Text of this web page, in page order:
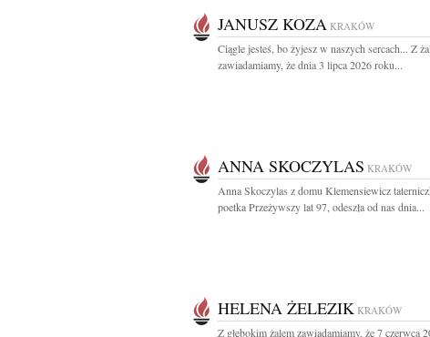
JANUSZ KOZA KRAKÓW
Ciągle jesteś, bo żyjesz w naszych sercach... Z
zawiadamiamy, że dnia 3 lipca 2026 roku...
ANNA SKOCZYLAS KRAKÓW
Anna Skoczylas z domu Klemensiewicz
poetka Przeżywszy lat 97, odeszła od nas dnia...
HELENA ŻELEZIK KRAKÓW
Z głębokim żalem zawiadamiamy, że 7 czerwca